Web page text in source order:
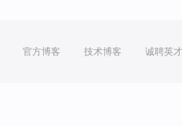
官方博客 技术博客 诚聘英才